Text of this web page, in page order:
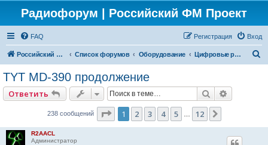
Радиофорум | Российский ФМ Проект
FAQ Вход
Регистрация
Российский ФМ проект Список форумов Оборудование Цифровые радиостанции
TYT MD-390 продолжение
Ответить Поиск
238 сообщений Страница из 12
1 2 3 4 5 12
R2AACL
Администратор